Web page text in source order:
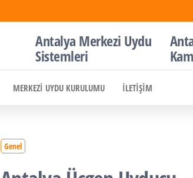
Antalya Merkezi Uydu
Sistemleri
MERKEZI UYDU KURULUMU İLETIŞIM
Genel